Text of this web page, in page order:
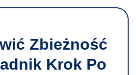
Zbieżność
Krok Po